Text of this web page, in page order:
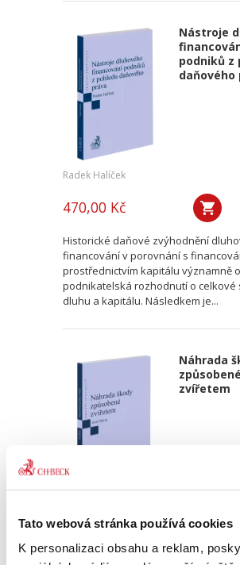
Tato webová stránka používá cookies
K personalizaci obsahu a reklam,
Nástroje
podniků z
daňového
Radek Halíček
470,00 Kč
Historické daňové zvýhodnění
financování v porovnání s
prostřednictvím kapitálu významně
podnikatelská rozhodnutí o celkové
dluhu a kapitálu. Následkem je...
Náhrada
způsobené
zvířetem